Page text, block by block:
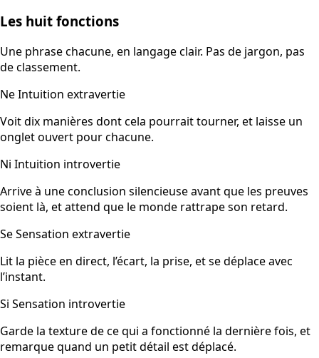
Les huit fonctions
Une phrase chacune, en langage clair. Pas de jargon, pas
de classement.
NeIntuition extravertie
Voit dix manières dont cela pourrait tourner, et laisse un
onglet ouvert pour chacune.
Ni Intuition introvertie
Arrive à une conclusion silencieuse avant que les preuves
soient là, et attend que le monde rattrape son retard.
SeSensation extravertie
Lit la pièce en direct, l’écart, la prise, et se déplace avec
l’instant.
Si Sensation introvertie
Garde la texture de ce qui a fonctionné la dernière fois, et
remarque quand un petit détail est déplacé.